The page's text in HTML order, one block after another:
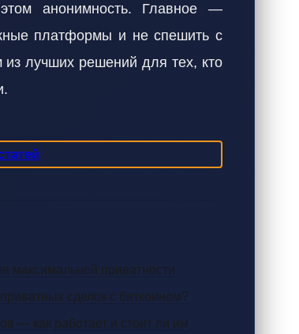
анонимность. Главное —
платформы и не спешить с
лучших решений для тех, кто
максимальной приватности
сделок с биткоином?
— как работает и стоит ли им